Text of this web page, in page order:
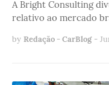
A Bright Consulting
relativo ao mercado
by Redação - CarBlog -